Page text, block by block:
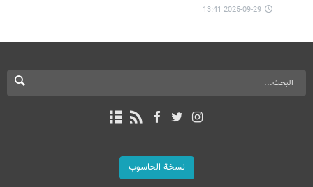
2025-09-29 13:41
نسخة الحاسوب